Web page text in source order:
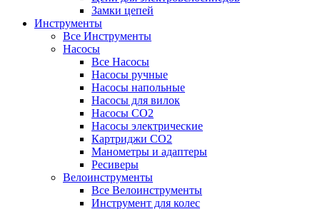
Замки цепей
Инструменты
Все Инструменты
Насосы
Все Насосы
Насосы ручные
Насосы напольные
Насосы для вилок
Насосы CO2
Насосы электрические
Картриджи CO2
Манометры и адаптеры
Ресиверы
Велоинструменты
Все Велоинструменты
Инструмент для колес